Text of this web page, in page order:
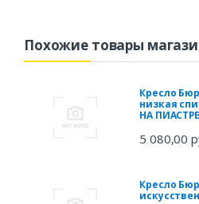
Похожие товары
Кресло
низкая
НА ПИАСТРЕ
5 080,00
Кресло